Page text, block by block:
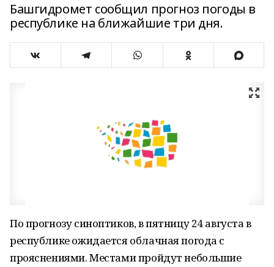
Башгидромет сообщил прогноз погоды в
республике на ближайшие три дня.
По прогнозу синоптиков, в пятницу 24 августа в
республике ожидается облачная погода с
прояснениями. Местами пройдут небольшие